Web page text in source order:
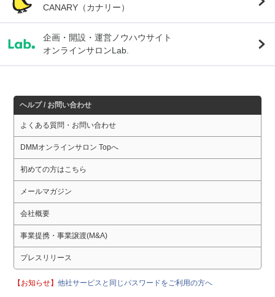
CANARY（カナリー）
企画・開設・運営ノウハウサイト
オンラインサロンLab.
ヘルプ / お問い合わせ
よくある質問・お問い合わせ
DMMオンラインサロン Topへ
初めての方はこちら
メールマガジン
会社概要
事業提携・事業譲渡(M&A)
プレスリリース
【お知らせ】他社サービスと同じパスワードをご利用の方へ